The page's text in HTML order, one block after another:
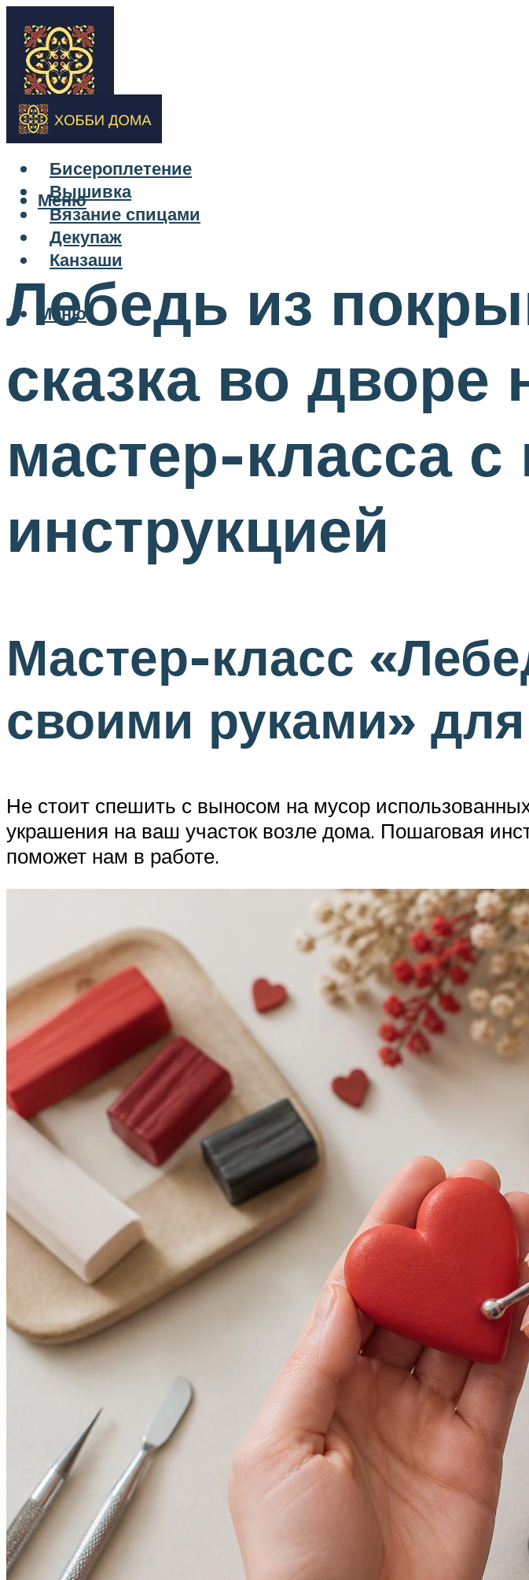
Бисероплетение
Вышивка
Вязание спицами
Декупаж
Канзаши
Меню
Меню
Лебедь из
сказка во дворе
мастер-класса
инструкцией
Мастер-класс
своими руками»
Не стоит спешить с выносом на мусор
украшения на ваш участок возле дома. Пошаговая
поможет нам в работе.